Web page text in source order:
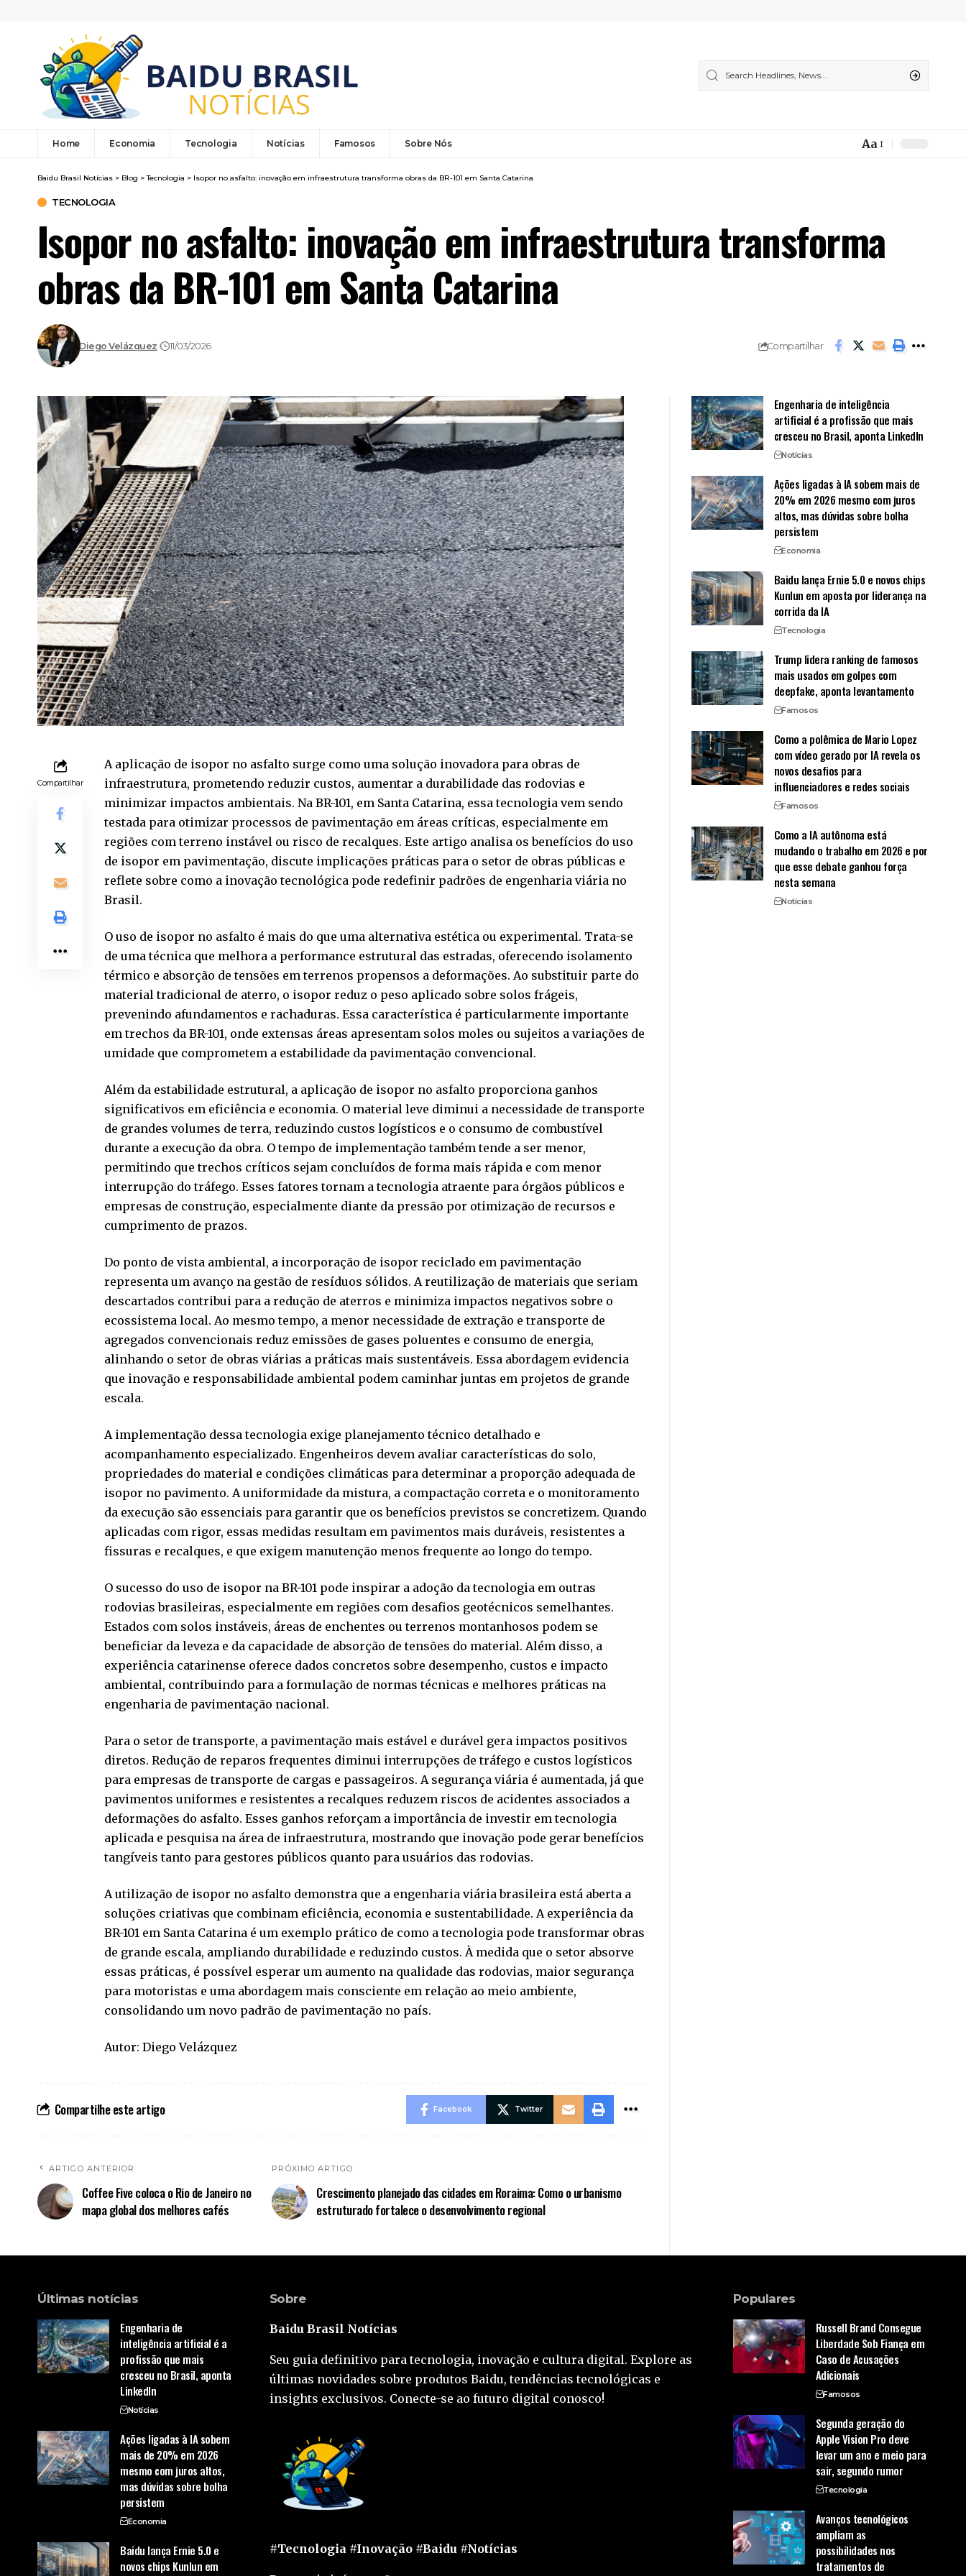
Home Economia Tecnologia Notícias Famosos Sobre Nós
Font
Aa
Baidu Brasil Notícias > Blog >Tecnologia > Isopor no asfalto: inovação em infraestrutura transforma obras da BR-101 em Santa Catarina
TECNOLOGIA
Isopor no asfalto: inovação em infraestrutura transforma
obras da BR-101 em Santa Catarina
Diego Velázquez 11/03/2026 Compartilhar
Compartilhar
A aplicação de isopor no asfalto surge como uma solução inovadora para obras de
infraestrutura, prometendo reduzir custos, aumentar a durabilidade das rodovias e
minimizar impactos ambientais. Na BR-101, em Santa Catarina, essa tecnologia vem sendo
testada para otimizar processos de pavimentação em áreas críticas, especialmente em
regiões com terreno instável ou risco de recalques. Este artigo analisa os benefícios do uso
de isopor em pavimentação, discute implicações práticas para o setor de obras públicas e
reflete sobre como a inovação tecnológica pode redefinir padrões de engenharia viária no
Brasil.
O uso de isopor no asfalto é mais do que uma alternativa estética ou experimental. Trata-se
de uma técnica que melhora a performance estrutural das estradas, oferecendo isolamento
térmico e absorção de tensões em terrenos propensos a deformações. Ao substituir parte do
material tradicional de aterro, o isopor reduz o peso aplicado sobre solos frágeis,
prevenindo afundamentos e rachaduras. Essa característica é particularmente importante
em trechos da BR-101, onde extensas áreas apresentam solos moles ou sujeitos a variações de
umidade que comprometem a estabilidade da pavimentação convencional.
Além da estabilidade estrutural, a aplicação de isopor no asfalto proporciona ganhos
significativos em eficiência e economia. O material leve diminui a necessidade de transporte
de grandes volumes de terra, reduzindo custos logísticos e o consumo de combustível
durante a execução da obra. O tempo de implementação também tende a ser menor,
permitindo que trechos críticos sejam concluídos de forma mais rápida e com menor
interrupção do tráfego. Esses fatores tornam a tecnologia atraente para órgãos públicos e
empresas de construção, especialmente diante da pressão por otimização de recursos e
cumprimento de prazos.
Do ponto de vista ambiental, a incorporação de isopor reciclado em pavimentação
representa um avanço na gestão de resíduos sólidos. A reutilização de materiais que seriam
descartados contribui para a redução de aterros e minimiza impactos negativos sobre o
ecossistema local. Ao mesmo tempo, a menor necessidade de extração e transporte de
agregados convencionais reduz emissões de gases poluentes e consumo de energia,
alinhando o setor de obras viárias a práticas mais sustentáveis. Essa abordagem evidencia
que inovação e responsabilidade ambiental podem caminhar juntas em projetos de grande
escala.
A implementação dessa tecnologia exige planejamento técnico detalhado e
acompanhamento especializado. Engenheiros devem avaliar características do solo,
propriedades do material e condições climáticas para determinar a proporção adequada de
isopor no pavimento. A uniformidade da mistura, a compactação correta e o monitoramento
da execução são essenciais para garantir que os benefícios previstos se concretizem. Quando
aplicadas com rigor, essas medidas resultam em pavimentos mais duráveis, resistentes a
fissuras e recalques, e que exigem manutenção menos frequente ao longo do tempo.
O sucesso do uso de isopor na BR-101 pode inspirar a adoção da tecnologia em outras
rodovias brasileiras, especialmente em regiões com desafios geotécnicos semelhantes.
Estados com solos instáveis, áreas de enchentes ou terrenos montanhosos podem se
beneficiar da leveza e da capacidade de absorção de tensões do material. Além disso, a
experiência catarinense oferece dados concretos sobre desempenho, custos e impacto
ambiental, contribuindo para a formulação de normas técnicas e melhores práticas na
engenharia de pavimentação nacional.
Para o setor de transporte, a pavimentação mais estável e durável gera impactos positivos
diretos. Redução de reparos frequentes diminui interrupções de tráfego e custos logísticos
para empresas de transporte de cargas e passageiros. A segurança viária é aumentada, já que
pavimentos uniformes e resistentes a recalques reduzem riscos de acidentes associados a
deformações do asfalto. Esses ganhos reforçam a importância de investir em tecnologia
aplicada e pesquisa na área de infraestrutura, mostrando que inovação pode gerar benefícios
tangíveis tanto para gestores públicos quanto para usuários das rodovias.
A utilização de isopor no asfalto demonstra que a engenharia viária brasileira está aberta a
soluções criativas que combinam eficiência, economia e sustentabilidade. A experiência da
BR-101 em Santa Catarina é um exemplo prático de como a tecnologia pode transformar obras
de grande escala, ampliando durabilidade e reduzindo custos. À medida que o setor absorve
essas práticas, é possível esperar um aumento na qualidade das rodovias, maior segurança
para motoristas e uma abordagem mais consciente em relação ao meio ambiente,
consolidando um novo padrão de pavimentação no país.
Autor: Diego Velázquez
Compartilhe este artigo Facebook Twitter
ARTIGO ANTERIOR
Coffee Five coloca o Rio de Janeiro no
mapa global dos melhores cafés
PRÓXIMO ARTIGO
Crescimento planejado das cidades em Roraima: Como o urbanismo
estruturado fortalece o desenvolvimento regional
Engenharia de inteligência
artificial é a profissão que mais
cresceu no Brasil, aponta LinkedIn
Notícias
Ações ligadas à IA sobem mais de
20% em 2026 mesmo com juros
altos, mas dúvidas sobre bolha
persistem
Economia
Baidu lança Ernie 5.0 e novos chips
Kunlun em aposta por liderança na
corrida da IA
Tecnologia
Trump lidera ranking de famosos
mais usados em golpes com
deepfake, aponta levantamento
Famosos
Como a polêmica de Mario Lopez
com vídeo gerado por IA revela os
novos desafios para
influenciadores e redes sociais
Famosos
Como a IA autônoma está
mudando o trabalho em 2026 e por
que esse debate ganhou força
nesta semana
Notícias
Últimas notícias
Engenharia de
inteligência artificial é a
profissão que mais
cresceu no Brasil, aponta
LinkedIn
Notícias
Ações ligadas à IA sobem
mais de 20% em 2026
mesmo com juros altos,
mas dúvidas sobre bolha
persistem
Economia
Baidu lança Ernie 5.0 e
novos chips Kunlun em
Sobre
Baidu Brasil Notícias
Seu guia definitivo para tecnologia, inovação e cultura digital. Explore as
últimas novidades sobre produtos Baidu, tendências tecnológicas e
insights exclusivos. Conecte-se ao futuro digital conosco!
#Tecnologia #Inovação #Baidu #Notícias
Populares
Russell Brand Consegue
Liberdade Sob Fiança em
Caso de Acusações
Adicionais
Famosos
Segunda geração do
Apple Vision Pro deve
levar um ano e meio para
sair, segundo rumor
Tecnologia
Avanços tecnológicos
ampliam as
possibilidades nos
tratamentos de